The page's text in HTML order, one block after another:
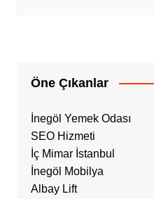
Öne Çıkanlar
İnegöl Yemek Odası
SEO Hizmeti
İç Mimar İstanbul
İnegöl Mobilya
Albay Lift